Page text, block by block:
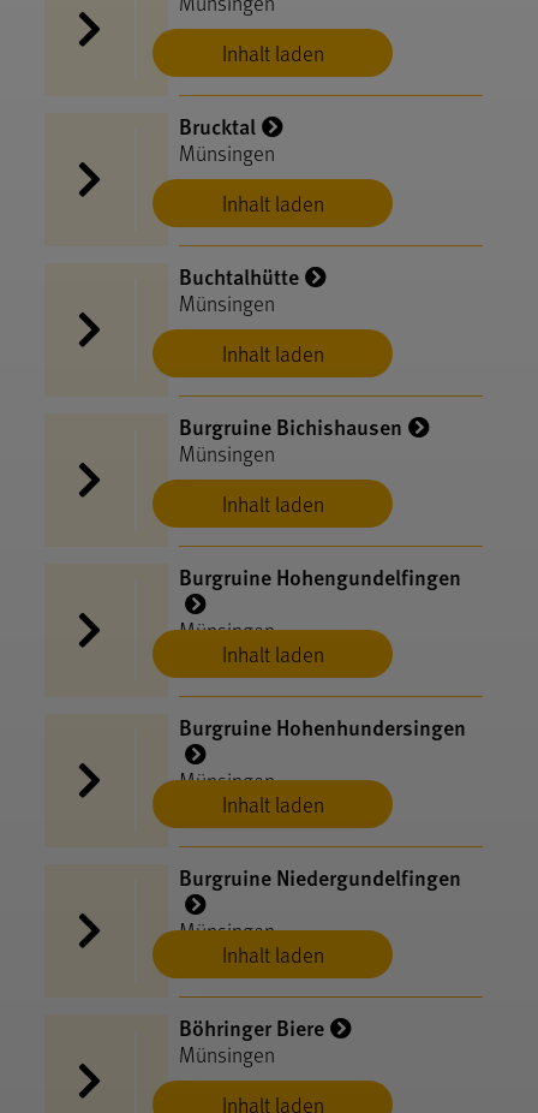
Inhalt laden
Inhalt laden
Brucktal
Münsingen
Inhalt laden
Buchtalhütte
Münsingen
Inhalt laden
Burgruine Bichishausen
Münsingen
Inhalt laden
Burgruine Hohengundelfingen
Münsingen
Inhalt laden
Burgruine Hohenhundersingen
Münsingen
Inhalt laden
Burgruine Niedergundelfingen
Münsingen
Inhalt laden
Böhringer Biere
Münsingen